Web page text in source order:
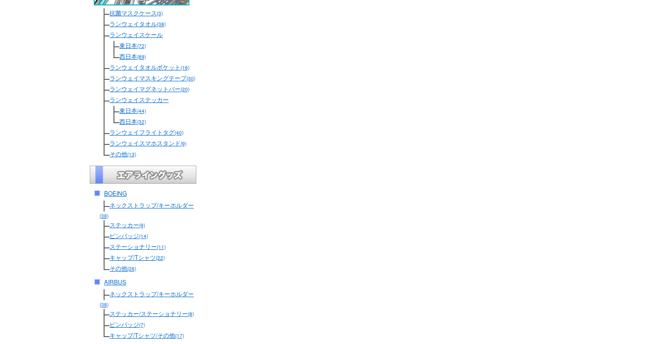
抗菌マスクケース(3)
ランウェイタオル(38)
ランウェイスケール
東日本(72)
西日本(89)
ランウェイタオルポケット (16)
ランウェイマスキングテープ(30)
ランウェイマグネットバー(20)
ランウェイステッカー
東日本(44)
西日本(32)
ランウェイフライトタグ(40)
ランウェイスマホスタンド(9)
その他(13)
BOEING
ネックストラップ/キーホルダー
(38)
ステッカー(9)
ピンバッジ(14)
ステーショナリー(11)
キャップ/Tシャツ(22)
その他(26)
AIRBUS
ネックストラップ/キーホルダー
(38)
ステッカー/ステーショナリー(8)
ピンバッジ(7)
キャップ/Tシャツ/その他(17)